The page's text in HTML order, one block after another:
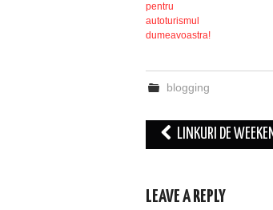
pentru
autoturismul
dumeavoastra!
blogging
Post
navigation
LINKURI DE
LEAVE A REPLY